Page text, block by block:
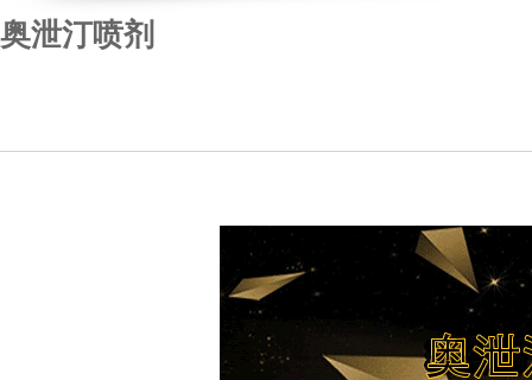
奥泄汀喷剂